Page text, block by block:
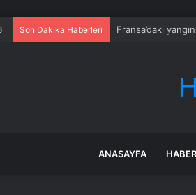
Son Dakika Haberleri Fransa’daki
ANASAYFA HABER